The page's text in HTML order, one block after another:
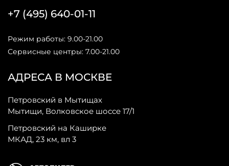
АДРЕСА В МОСКВЕ
Петровский в Мытищах
Мытищи, Волковское шоссе 17/1
Петровский на Каширке
МКАД, 23 км, вл 3
+7 (495) 640-01-11
Режим работы: 9.00-21.00
Сервисные центры: 7.00-21.00